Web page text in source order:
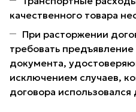
качественного товара
При расторжении
требовать
документа,
исключением случаев,
договора